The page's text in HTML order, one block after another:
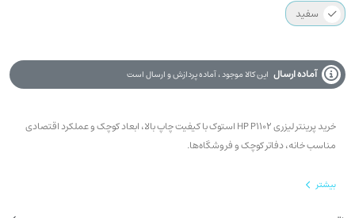
سفید
آماده ارسال این کالا موجود ، آماده پردازش و ارسال است
خرید پرینتر لیزری HP P1102 استوک با کیفیت چاپ بالا، ابعاد کوچک و عملکرد اقتصادی
مناسب خانه، دفاتر کوچک و فروشگاه‌ها.
بیشتر